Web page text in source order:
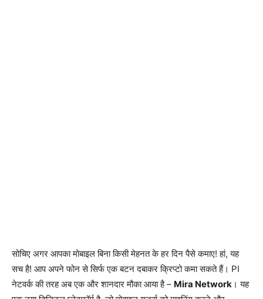
सोचिए अगर आपका मोबाइल बिना किसी मेहनत के हर दिन पैसे कमाए! हां, यह
सच है! आप अपने फोन से सिर्फ एक बटन दबाकर क्रिप्टो कमा सकते हैं। PI
नेटवर्क की तरह अब एक और शानदार मौका आया है – Mira Network । यह